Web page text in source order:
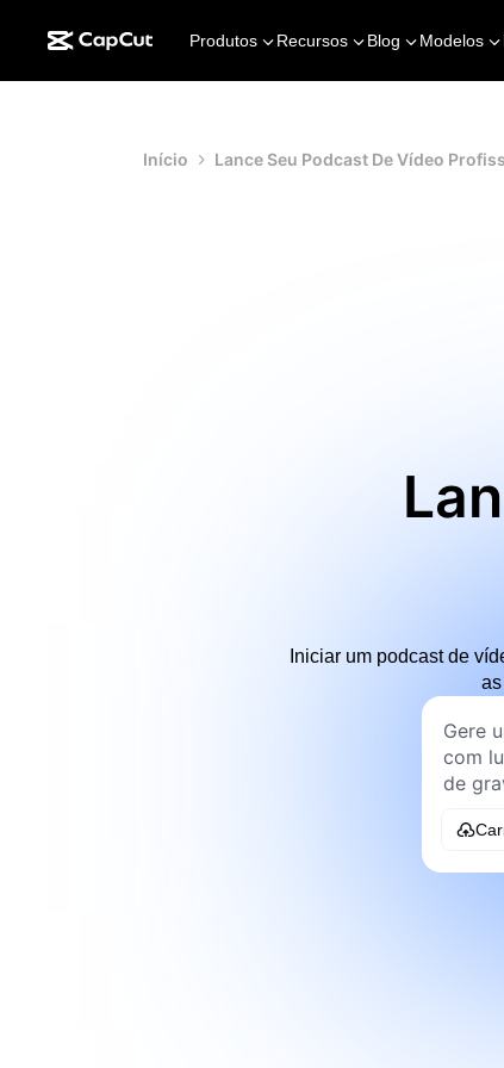
Produtos Recursos Blog Modelos
Início Lance Seu Podcast De Vídeo
Iniciar um podcast de